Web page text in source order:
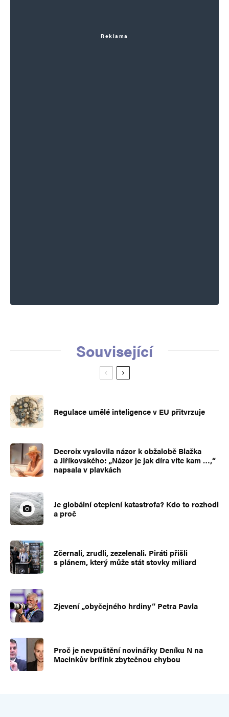
Reklama
Související
Regulace umělé inteligence v EU přitvrzuje
Decroix vyslovila názor k obžalobě Blažka
a Jiříkovského: „Názor je jak díra víte kam …,“
napsala v plavkách
Je globální oteplení katastrofa? Kdo to rozhodl
a proč
Zčernali, zrudli, zezelenali. Piráti přišli
s plánem, který může stát stovky miliard
Zjevení „obyčejného hrdiny“ Petra Pavla
Proč je nevpuštění novinářky Deníku N na
Macinkův brífink zbytečnou chybou